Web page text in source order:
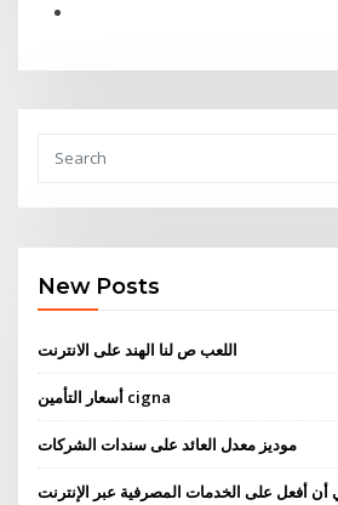
New Posts
اللعب ص لنا الهند على الانترنت
أسعار التأمين cigna
موديز معدل العائد على سندات الشركات
أن أفعل على الخدمات المصرفية عبر الإنترنت